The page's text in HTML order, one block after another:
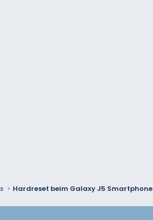
Hardreset beim Galaxy J5 Smartphone